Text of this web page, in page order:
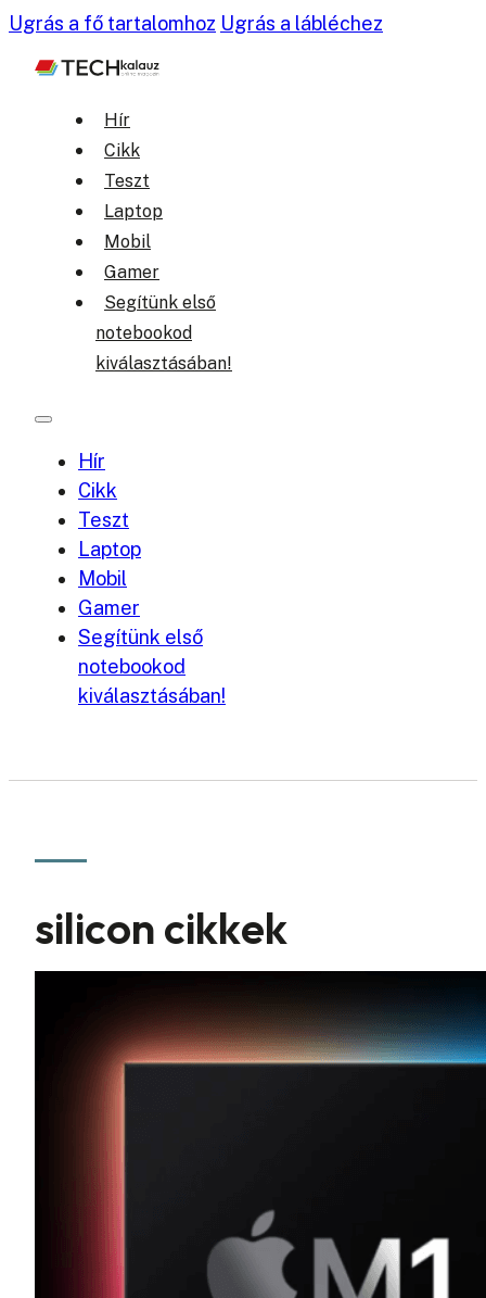
Ugrás a fő tartalomhoz Ugrás a lábléchez
Hír
Cikk
Teszt
Laptop
Mobil
Gamer
Segítünk első
notebookod
kiválasztásában!
Hír
Cikk
Teszt
Laptop
Mobil
Gamer
Segítünk első
notebookod
kiválasztásában!
silicon cikkek